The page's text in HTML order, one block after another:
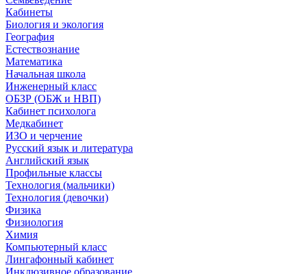
Кабинеты
Биология и экология
География
Естествознание
Математика
Начальная школа
Инженерный класс
ОБЗР (ОБЖ и НВП)
Кабинет психолога
Медкабинет
ИЗО и черчение
Русский язык и литература
Английский язык
Профильные классы
Технология (мальчики)
Технология (девочки)
Физика
Физиология
Химия
Компьютерный класс
Лингафонный кабинет
Инклюзивное образование